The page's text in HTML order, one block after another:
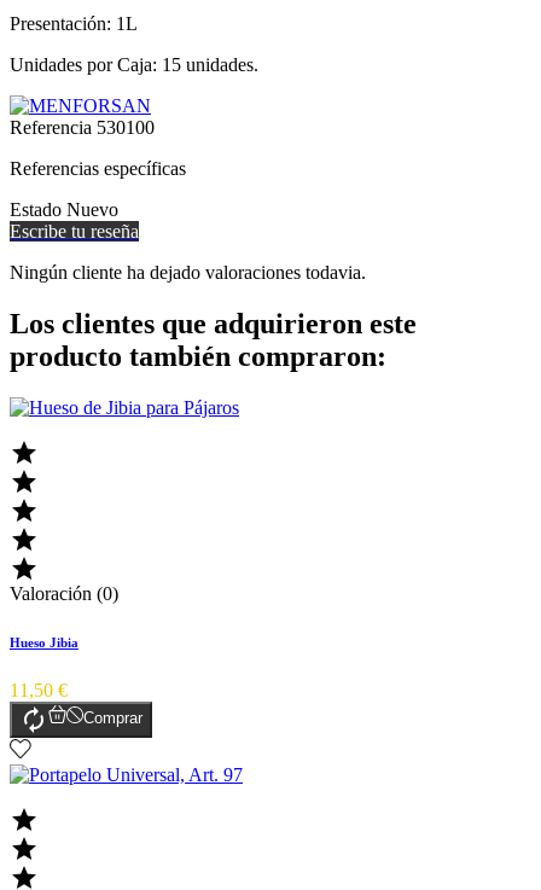
Presentación: 1L
Unidades por Caja: 15 unidades.
Referencia 530100
Referencias específicas
Estado Nuevo
Escribe tu reseña
Ningún cliente ha dejado valoraciones todavia.
Los clientes que adquirieron este
producto también compraron:





Valoración (0)
Hueso Jibia
11,50 €
 Comprar


